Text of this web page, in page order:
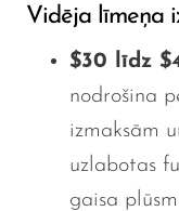
Vidēja līmeņa
$30 līdz
nodrošina
izmaksām
uzlabotas
gaisa